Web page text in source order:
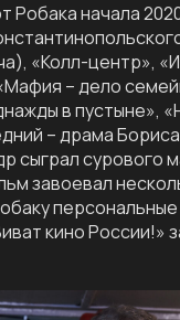
Робака начала
«Колл-центр»,
– дело
в пустыне»,
– драма
сыграл сурового
завоевал
кино России!»